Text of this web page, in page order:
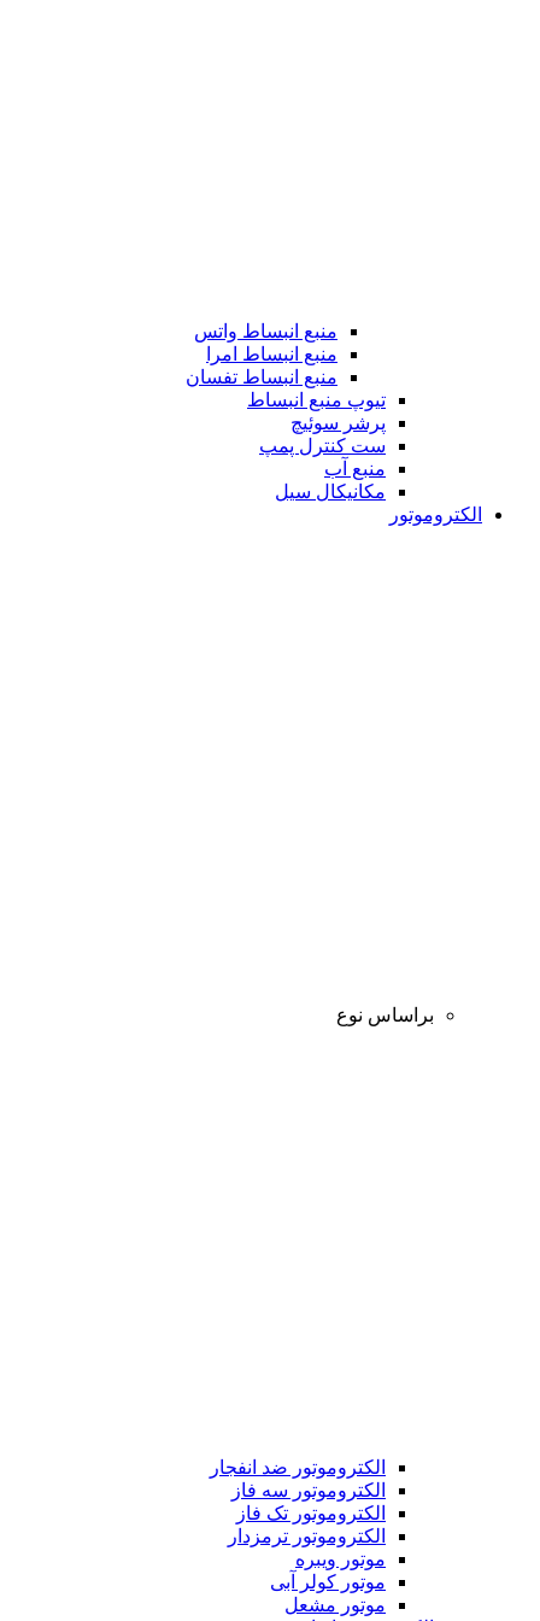
منبع انبساط واتس
منبع انبساط امرا
منبع انبساط تفسان
تیوپ منبع انبساط
پرشر سوئیچ
ست کنترل پمپ
منبع آب
مکانیکال سیل
الکتروموتور
براساس نوع
الکتروموتور ضد انفجار
الکتروموتور سه فاز
الکتروموتور تک فاز
الکتروموتور ترمزدار
موتور ویبره
موتور کولر آبی
موتور مشعل